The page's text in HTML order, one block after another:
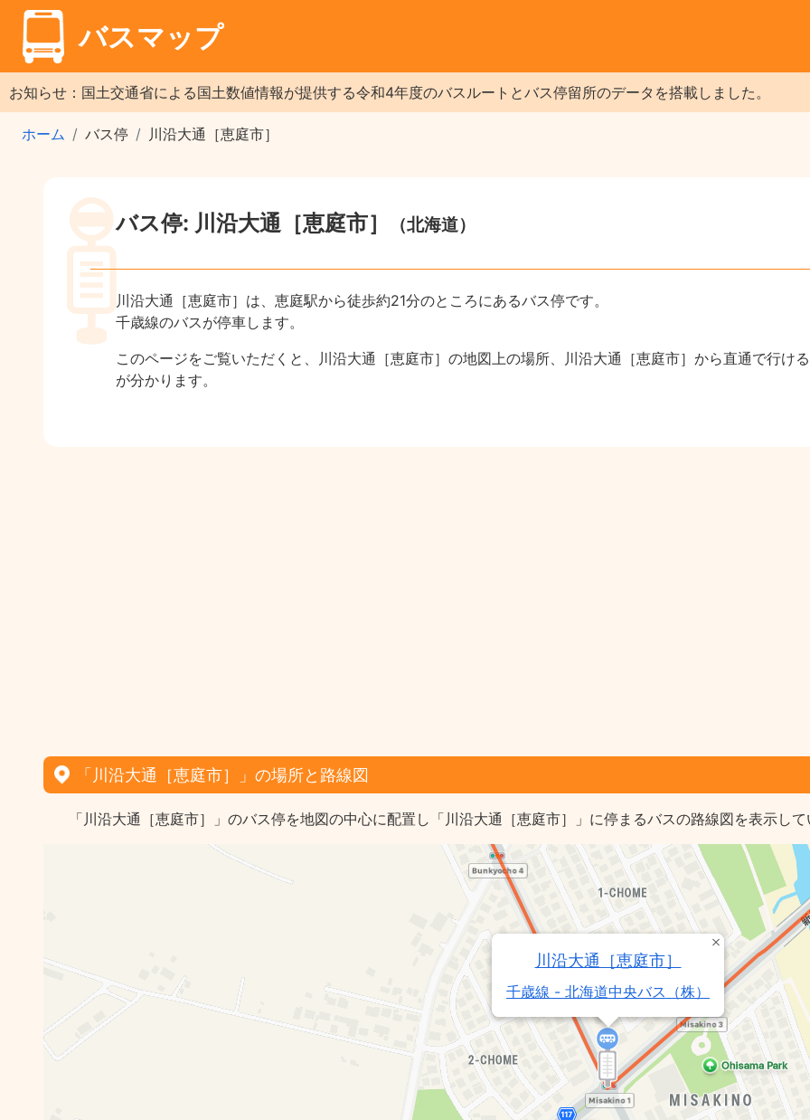
バスマップ
お知らせ：国土交通省による国土数値情報が提供する令和4年度のバスルートとバス停留所のデータを搭載しました。
ホーム バス停 川沿大通［恵庭市］
バス停: 川沿大通［恵庭市］ （北海道）
川沿大通［恵庭市］は、恵庭駅から徒歩約21分のところにあるバス停です。
千歳線のバスが停車します。
このページをご覧いただくと、川沿大通［恵庭市］の地図上の場所、川沿大通［恵庭市］から直通で行け
が分かります。
「川沿大通［恵庭市］」の場所と路線図
「川沿大通［恵庭市］」のバス停を地図の中心に配置し「川沿大通［恵庭市］」に停まるバスの路線図を表示し
川沿大通［恵庭市］
千歳線 - 北海道中央バス（株）